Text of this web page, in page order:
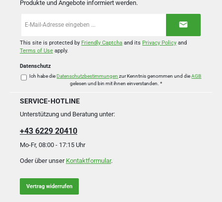
Produkte und Angebote informiert werden.
Mail-
*
This site is protected by Friendly Captcha and its Privacy Policy and
Terms of Use apply.
Datenschutz
Ich habe dieDatenschutzbestimmungen zur Kenntnis genommen und dieAGB
gelesen und bin mit ihnen einverstanden. *
SERVICE-HOTLINE
Unterstützung und Beratung unter:
+43 6229 20410
Mo-Fr, 08:00 - 17:15 Uhr
Oder über unser Kontaktformular.
Vertrag widerrufen